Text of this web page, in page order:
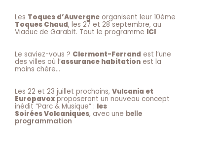
Les Toques d’Auvergne organisent leur 10ème
Toques Chaud, les 27 et 28 septembre, au
Viaduc de Garabit. Tout le programme ICI
Le saviez-vous ? Clermont-Ferrand est l’une
des villes où l’assurance habitation est la
moins chère…
Les 22 et 23 juillet prochains, Vulcania et
Europavoxproposeront un nouveau concept
inédit “Parc & Musique” : les
Soirées Volcaniques, avec une belle
programmation